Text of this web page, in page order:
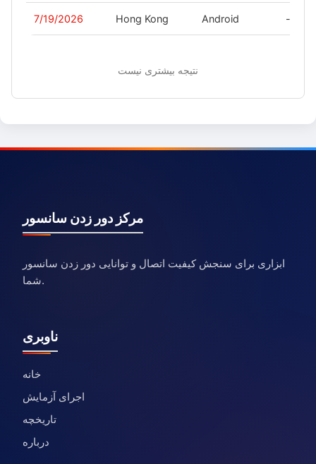
7/19/2026 Hong Kong Android -
نتیجه بیشتری نیست
مرکز دور زدن سانسور
ابزاری برای سنجش کیفیت اتصال و توانایی دور زدن سانسور
شما.
ناوبری
خانه
اجرای آزمایش
تاریخچه
درباره